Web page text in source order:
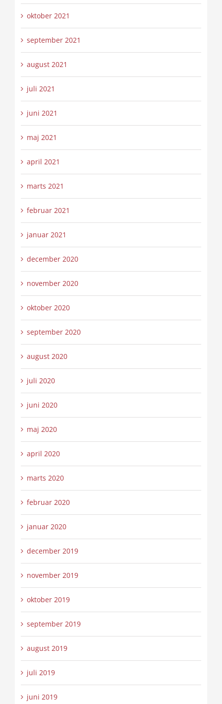
oktober 2021
september 2021
august 2021
juli 2021
juni 2021
maj 2021
april 2021
marts 2021
februar 2021
januar 2021
december 2020
november 2020
oktober 2020
september 2020
august 2020
juli 2020
juni 2020
maj 2020
april 2020
marts 2020
februar 2020
januar 2020
december 2019
november 2019
oktober 2019
september 2019
august 2019
juli 2019
juni 2019